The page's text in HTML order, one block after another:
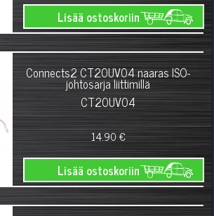
Lisää ostoskoriin
Connects2 CT20UV04 naaras ISO-
johtosarja liittimillä
CT20UV04
14.90 €
Lisää ostoskoriin